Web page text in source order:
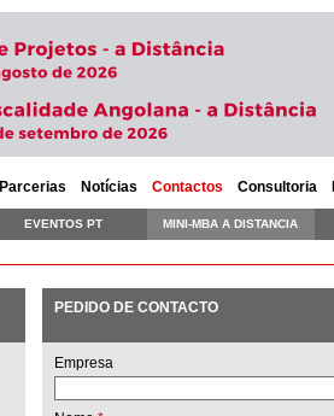
Parcerias Notícias Contactos Consultoria
EVENTOS PT MINI-MBA A DISTANCIA
PEDIDO DE CONTACTO
Empresa